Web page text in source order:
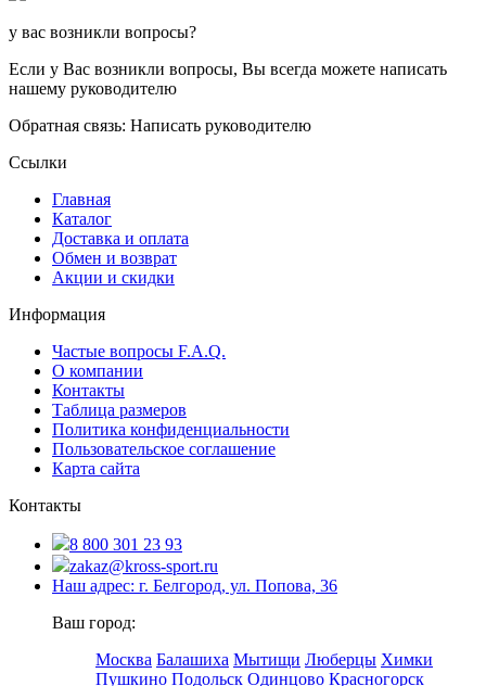
у вас возникли вопросы?
Если у Вас возникли вопросы, Вы всегда можете написать
нашему руководителю
Обратная связь: Написать руководителю
Ссылки
Главная
Каталог
Доставка и оплата
Обмен и возврат
Акции и скидки
Информация
Частые вопросы F.A.Q.
О компании
Контакты
Таблица размеров
Политика конфиденциальности
Пользовательское соглашение
Карта сайта
Контакты
8 800 301 23 93
zakaz@kross-sport.ru
Наш адрес: г. Белгород, ул. Попова, 36
Ваш город:
Москва Балашиха Мытищи Люберцы Химки
Пушкино Подольск Одинцово Красногорск